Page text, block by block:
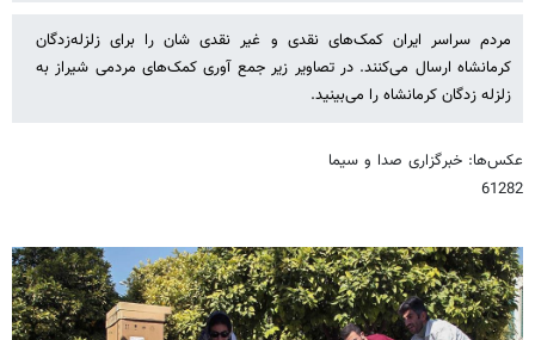
مردم سراسر ایران کمک‌های نقدی و غیر نقدی شان را برای زلزله‌زدگان
کرمانشاه ارسال می‌کنند. در تصاویر زیر جمع آوری کمک‌های مردمی شیراز به
زلزله زدگان کرمانشاه را می‌بینید.
عکس‌ها: خبرگزاری صدا و سیما
61282